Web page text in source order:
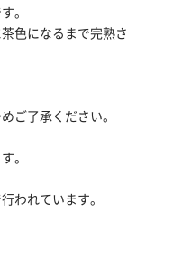
。
色になるまで完熟さ
ご了承ください。
。
われています。